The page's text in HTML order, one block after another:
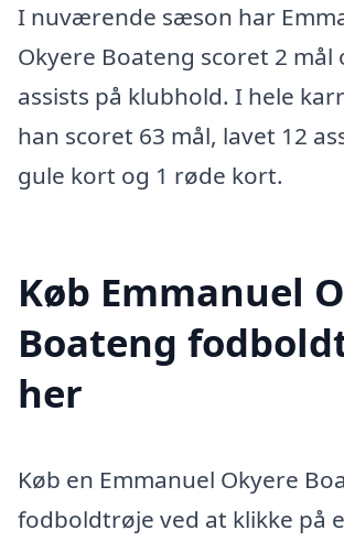
I nuværende sæson har
Okyere Boateng scoret 2 mål
assists på klubhold. I hele
han scoret 63 mål, lavet 12
gule kort og 1 røde kort.
Køb Emmanuel
Boateng
her
Køb en Emmanuel Okyere
fodboldtrøje ved at klikke på